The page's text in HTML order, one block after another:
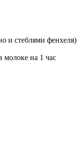
и стеблями фенхеля)
молоке на 1 час